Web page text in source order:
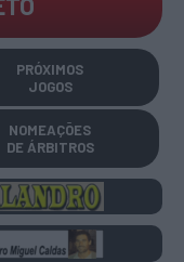
PRÓXIMOS
JOGOS
NOMEAÇÕES
DE ÁRBITROS